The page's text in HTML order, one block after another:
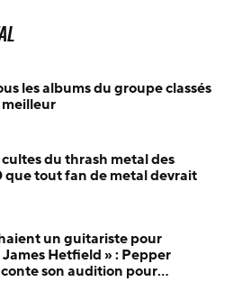
les albums du groupe classés
du thrash metal des
que tout fan de metal devrait
un guitariste pour
Hetfield » : Pepper
son audition pour